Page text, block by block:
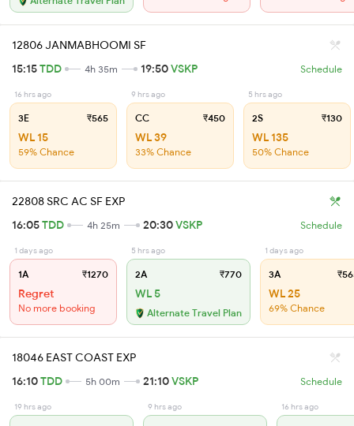
12806 JANMABHOOMI SF
15:15TDD 4h 35m 19:50VSKP Schedule
16 hrs ago
3E ₹565
WL 15
59% Chance
9 hrs ago
CC ₹450
WL 39
33% Chance
5 hrs ago
2S ₹130
WL 135
50% Chance
22808 SRC AC SF EXP
16:05TDD 4h 25m 20:30VSKP Schedule
1 days ago
1A ₹1270
Regret
No more booking
5 hrs ago
2A ₹770
WL 5
Alternate Travel Plan
1 days ago
3A
WL 25
69% Chance
18046 EAST COAST EXP
16:10TDD 5h 00m 21:10VSKP Schedule
19 hrs ago 9 hrs ago 16 hrs ago